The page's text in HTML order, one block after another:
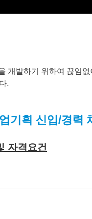
개발하기 위하여 끊임
.
기획 신입/경력
자격요건